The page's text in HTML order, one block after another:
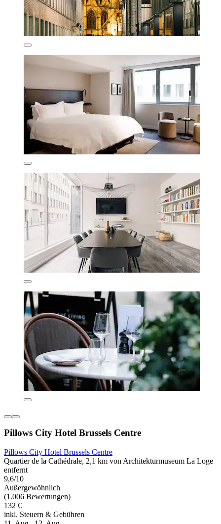
Pillows City Hotel Brussels Centre
Pillows City Hotel Brussels Centre
Quartier de la Cathédrale, 2,1 km von Architekturmuseum La Loge
entfernt
9,6/10
Außergewöhnlich
(1.006 Bewertungen)
132 €
inkl. Steuern & Gebühren